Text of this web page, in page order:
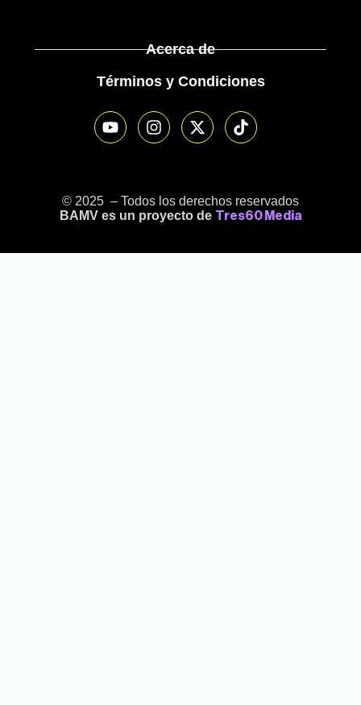
Acerca de
Términos y Condiciones
© 2025 – Todos los derechos reservados
BAMV es un proyecto de Tres60 Media